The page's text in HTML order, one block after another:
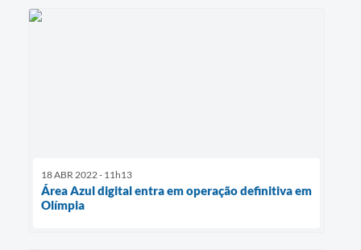
18 ABR 2022 - 11h13
Área Azul digital entra em operação definitiva em
Olímpia